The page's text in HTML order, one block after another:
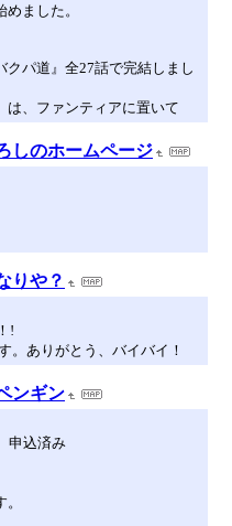
ました。
パ道』全27話で完結しまし
は、ファンティアに置いて
しのホームページ
りや？
!
。ありがとう、バイバイ！
ンギン
申込済み